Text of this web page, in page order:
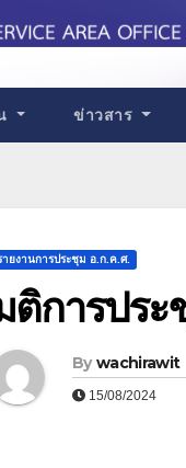
ข่าวสาร
ายงานการประชุม อ.ก.ค.ศ.
ติการปร
By wachirawit
15/08/2024